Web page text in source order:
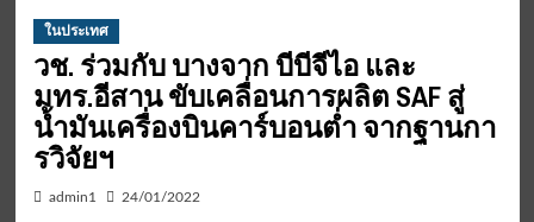
ในประเทศ
วช. ร่วมกับ บางจาก บีบีจีไอ และ
มทร.อีสาน ขับเคลื่อนการผลิต SAF สู่
น้ำมันเครื่องบินคาร์บอนต่ำ จากฐานกา
รวิจัยฯ
admin1 24/01/2022